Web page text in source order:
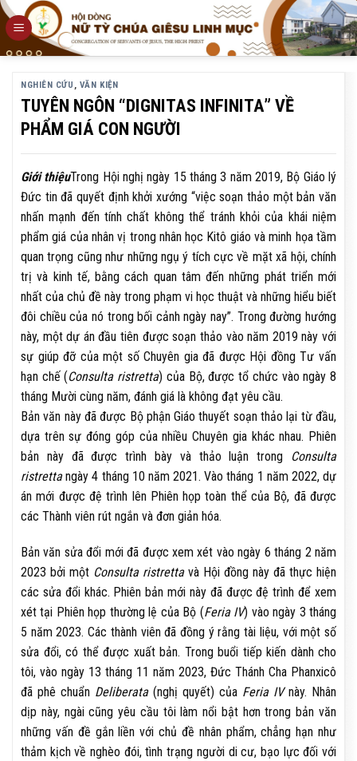
Skip
to
content
NGHIÊN CỨU , VĂN KIỆN
TUYÊN NGÔN “DIGNITAS INFINITA” VỀ
PHẨM GIÁ CON NGƯỜI
Giới thiệuTrong Hội nghị ngày 15 tháng 3 năm 2019, Bộ Giáo lý
Đức tin đã quyết định khởi xướng “việc soạn thảo một bản văn
nhấn mạnh đến tính chất không thể tránh khỏi của khái niệm
phẩm giá của nhân vị trong nhân học Kitô giáo và minh họa tầm
quan trọng cũng như những ngụ ý tích cực về mặt xã hội, chính
trị và kinh tế, bằng cách quan tâm đến những phát triển mới
nhất của chủ đề này trong phạm vi học thuật và những hiểu biết
đôi chiều của nó trong bối cảnh ngày nay”. Trong đường hướng
này, một dự án đầu tiên được soạn thảo vào năm 2019 này với
sự giúp đỡ của một số Chuyên gia đã được Hội đồng Tư vấn
hạn chế (Consulta ristretta) của Bộ, được tổ chức vào ngày 8
tháng Mười cùng năm, đánh giá là không đạt yêu cầu.
Bản văn này đã được Bộ phận Giáo thuyết soạn thảo lại từ đầu,
dựa trên sự đóng góp của nhiều Chuyên gia khác nhau. Phiên
bản này đã được trình bày và thảo luận trong
Consulta
ristrettangày 4 tháng 10 năm 2021. Vào tháng 1 năm 2022, dự
án mới được đệ trình lên Phiên họp toàn thể của Bộ, đã được
các Thành viên rút ngắn và đơn giản hóa.
Bản văn sửa đổi mới đã được xem xét vào ngày 6 tháng 2 năm
2023 bởi một Consulta ristrettavà Hội đồng này đã thực hiện
các sửa đổi khác. Phiên bản mới này đã được đệ trình để xem
xét tại Phiên họp thường lệ của Bộ (Feria IV) vào ngày 3 tháng
5 năm 2023. Các thành viên đã đồng ý rằng tài liệu, với một số
sửa đổi, có thể được xuất bản. Trong buổi tiếp kiến dành cho
tôi, vào ngày 13 tháng 11 năm 2023, Đức Thánh Cha Phanxicô
đã phê chuẩn Deliberata(nghị quyết) của Feria IVnày. Nhân
dịp này, ngài cũng yêu cầu tôi làm nổi bật hơn trong bản văn
những vấn đề gắn liền với chủ đề nhân phẩm, chẳng hạn như
thảm kịch về nghèo đói, tình trạng người di cư, bạo lực đối với